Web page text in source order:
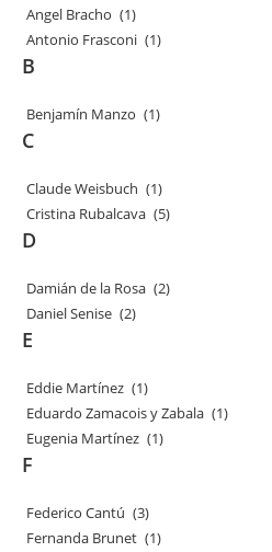
Angel Bracho (1)
Antonio Frasconi (1)
B
Benjamín Manzo (1)
C
Claude Weisbuch (1)
Cristina Rubalcava (5)
D
Damián de la Rosa (2)
Daniel Senise (2)
E
Eddie Martínez (1)
Eduardo Zamacois y Zabala (1)
Eugenia Martínez (1)
F
Federico Cantú (3)
Fernanda Brunet (1)